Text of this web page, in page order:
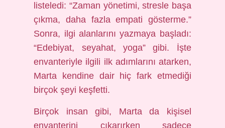
listeledi: “Zaman yönetimi, stresle başa
çıkma, daha fazla empati gösterme.”
Sonra, ilgi alanlarını yazmaya başladı:
“Edebiyat, seyahat, yoga” gibi. İşte
envanteriyle ilgili ilk adımlarını atarken,
Marta kendine dair hiç fark etmediği
birçok şeyi keşfetti.
Birçok insan gibi, Marta da kişisel
envanterini çıkarırken sadece